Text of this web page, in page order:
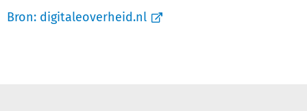
Bron: digitaleoverheid.nl